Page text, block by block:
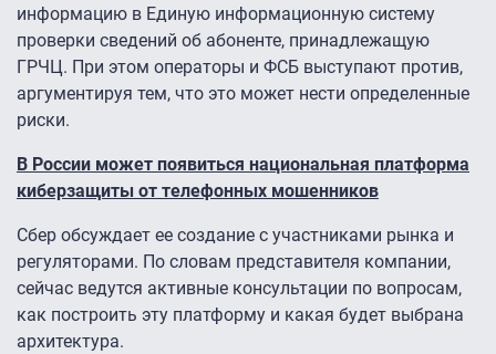
информацию в Единую информационную систему
проверки сведений об абоненте, принадлежащую
ГРЧЦ. При этом операторы и ФСБ выступают против,
аргументируя тем, что это может нести определенные
риски.
В России может появиться национальная платформа
киберзащиты от телефонных мошенников
Сбер обсуждает ее создание с участниками рынка и
регуляторами. По словам представителя компании,
сейчас ведутся активные консультации по вопросам,
как построить эту платформу и какая будет выбрана
архитектура.